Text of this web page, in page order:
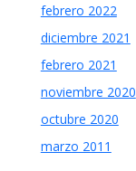
febrero 2022
diciembre 2021
febrero 2021
noviembre 2020
octubre 2020
marzo 2011